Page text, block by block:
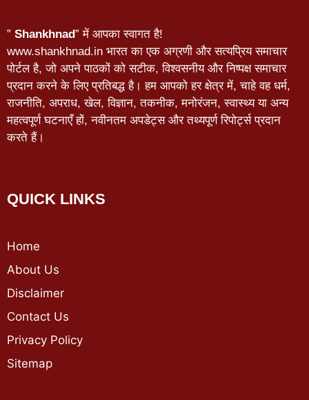
” Shankhnad” में आपका स्वागत है!
www.shankhnad.in भारत का एक अग्रणी और सत्यप्रिय समाचार
पोर्टल है, जो अपने पाठकों को सटीक, विश्वसनीय और निष्पक्ष समाचार
प्रदान करने के लिए प्रतिबद्ध है। हम आपको हर क्षेत्र में, चाहे वह धर्म,
राजनीति, अपराध, खेल, विज्ञान, तकनीक, मनोरंजन, स्वास्थ्य या अन्य
महत्वपूर्ण घटनाएँ हों, नवीनतम अपडेट्स और तथ्यपूर्ण रिपोर्ट्स प्रदान
करते हैं।
QUICK LINKS
Home
About Us
Disclaimer
Contact Us
Privacy Policy
Sitemap